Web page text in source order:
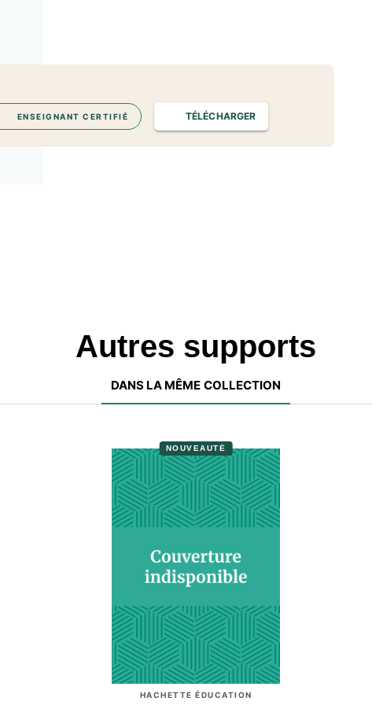
ENSEIGNANT CERTIFIÉ TÉLÉCHARGER
Autres supports
DANS LA MÊME COLLECTION
NOUVEAUTÉ
HACHETTE ÉDUCATION